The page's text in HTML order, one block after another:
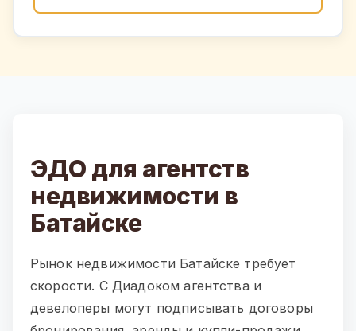
ЭДО для агентств
недвижимости в
Батайске
Рынок недвижимости Батайске требует
скорости. С Диадоком агентства и
девелоперы могут подписывать договоры